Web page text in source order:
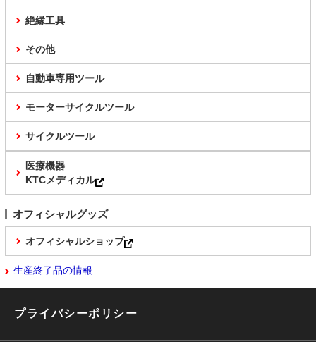
絶縁工具
その他
自動車専用ツール
モーターサイクルツール
サイクルツール
医療機器
KTCメディカル
オフィシャルグッズ
オフィシャルショップ
生産終了品の情報
プライバシーポリシー